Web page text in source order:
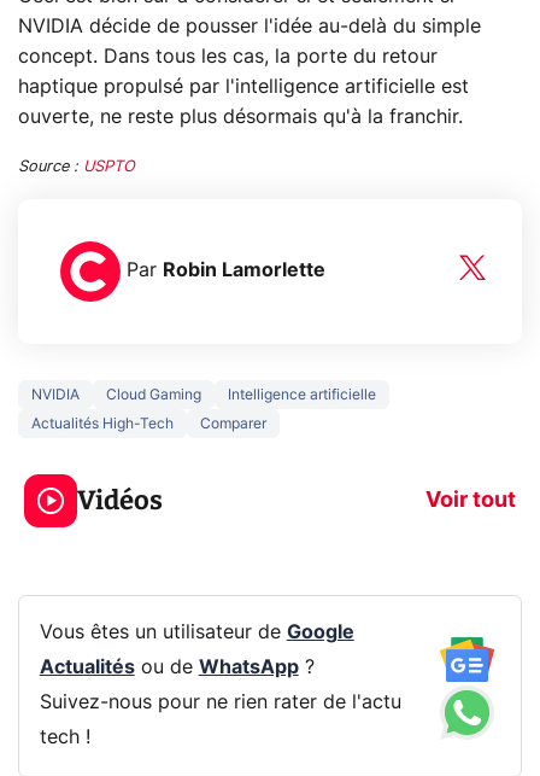
NVIDIA décide de pousser l'idée au-delà du simple
concept. Dans tous les cas, la porte du retour
haptique propulsé par l'intelligence artificielle est
ouverte, ne reste plus désormais qu'à la franchir.
Source : USPTO
Par Robin Lamorlette
NVIDIA Cloud Gaming
Intelligence artificielle
Actualités High-Tech
Comparer
Vidéos Voir tout
5 générations de
jeux dans la
prochaine Xbox !
navigation
Vous êtes un utilisateur de Google
Actualitésou de WhatsApp?
Suivez-nous pour ne rien rater de l'actu
tech !